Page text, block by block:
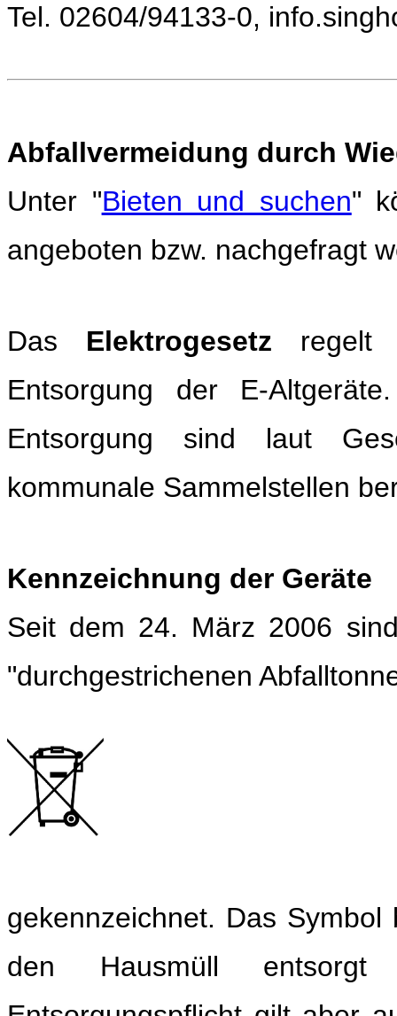
Tel. 02604/94133-0,
Abfallvermeidung durch
Unter "Bieten und suchen"
angeboten bzw. nachgefragt
Das Elektrogesetz regelt
Entsorgung der E-
Entsorgung sind laut
kommunale Sammelstellen
Kennzeichnung der Geräte
Seit dem 24. März 2006
"durchgestrichenen
gekennzeichnet. Das Symbol
den Hausmüll